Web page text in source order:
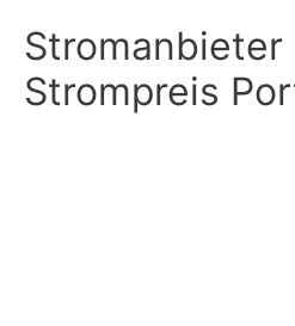
Inhalt
springen
Stromanbieter
Strompreis